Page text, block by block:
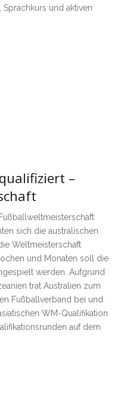
und aktiven
–
sich die australischen
Weltmeisterschaft
und Monaten soll die
werden. Aufgrund
trat Australien zum
Fußballverband bei und
WM-Qualifikation
auf dem